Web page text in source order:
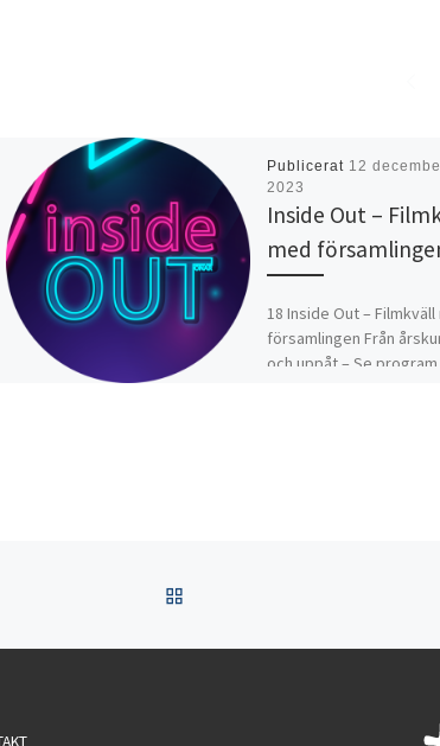
Publicerat 12
2023
Inside Out –
med
18 Inside Out – Filmkväll
församlingen Från
och uppåt – Se program